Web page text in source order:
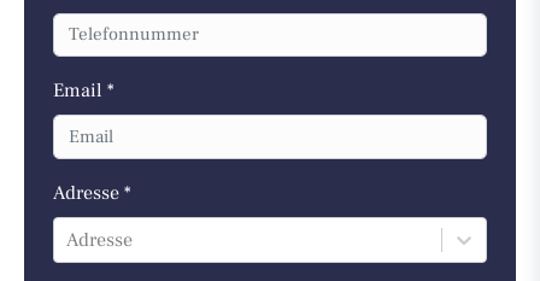
Email *
Adresse *
Adresse